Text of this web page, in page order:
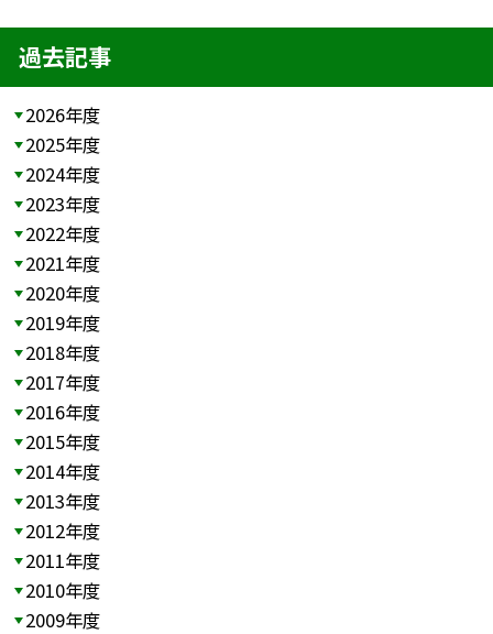
過去記事
2026年度
2025年度
2024年度
2023年度
2022年度
2021年度
2020年度
2019年度
2018年度
2017年度
2016年度
2015年度
2014年度
2013年度
2012年度
2011年度
2010年度
2009年度